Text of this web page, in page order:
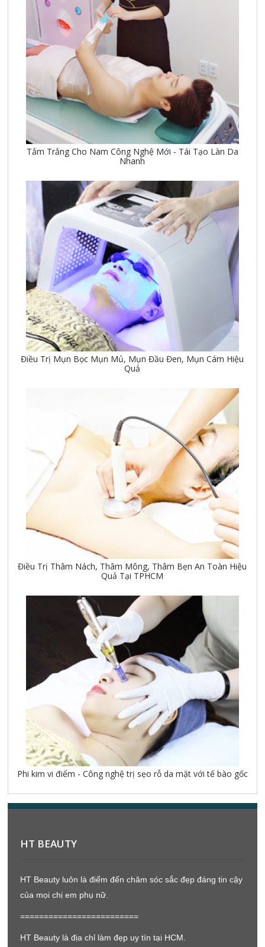
Tắm Trắng Cho Nam Công Nghệ Mới - Tái Tạo Làn Da
Nhanh
Điều Trị Mụn Bọc Mụn Mủ, Mụn Đầu Đen, Mụn Cám Hiệu
Quả
Điều Trị Thâm Nách, Thâm Mông, Thâm Bẹn An Toàn Hiệu
Quả Tại TPHCM
Phi kim vi điểm - Công nghệ trị sẹo rỗ da mặt với tế bào gốc
HT BEAUTY
HT Beauty luôn là điểm đến chăm sóc sắc đẹp đáng tin cậy
của mọi chị em phụ nữ.
=========================
HT Beauty là địa chỉ làm đẹp uy tín tại HCM.